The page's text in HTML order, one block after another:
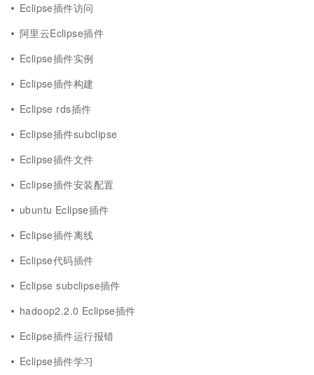
Eclipse插件访问
阿里云Eclipse插件
Eclipse插件实例
Eclipse插件构建
Eclipse rds插件
Eclipse插件subclipse
Eclipse插件文件
Eclipse插件安装配置
ubuntu Eclipse插件
Eclipse插件离线
Eclipse代码插件
Eclipse subclipse插件
hadoop2.2.0 Eclipse插件
Eclipse插件运行报错
Eclipse插件学习